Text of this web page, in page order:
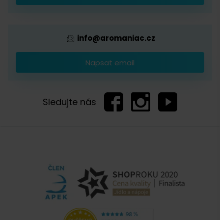
Provizní systém
info@aromaniac.cz
Napsat email
Sledujte nás